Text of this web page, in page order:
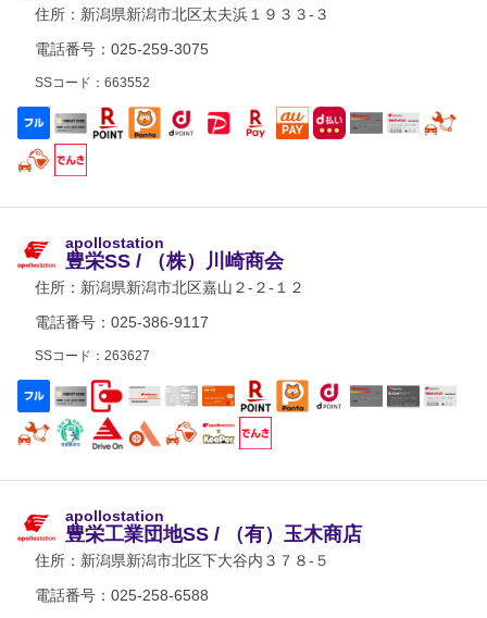
住所： 新潟県新潟市北区太夫浜１９３３-３
電話番号：025-259-3075
SSコード：663552
apollostation
豊栄SS / （株）川崎商会
住所： 新潟県新潟市北区嘉山２-２-１２
電話番号：025-386-9117
SSコード：263627
apollostation
豊栄工業団地SS / （有）玉木商店
住所： 新潟県新潟市北区下大谷内３７８-５
電話番号：025-258-6588